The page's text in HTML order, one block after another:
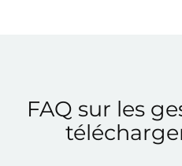
FAQ sur les